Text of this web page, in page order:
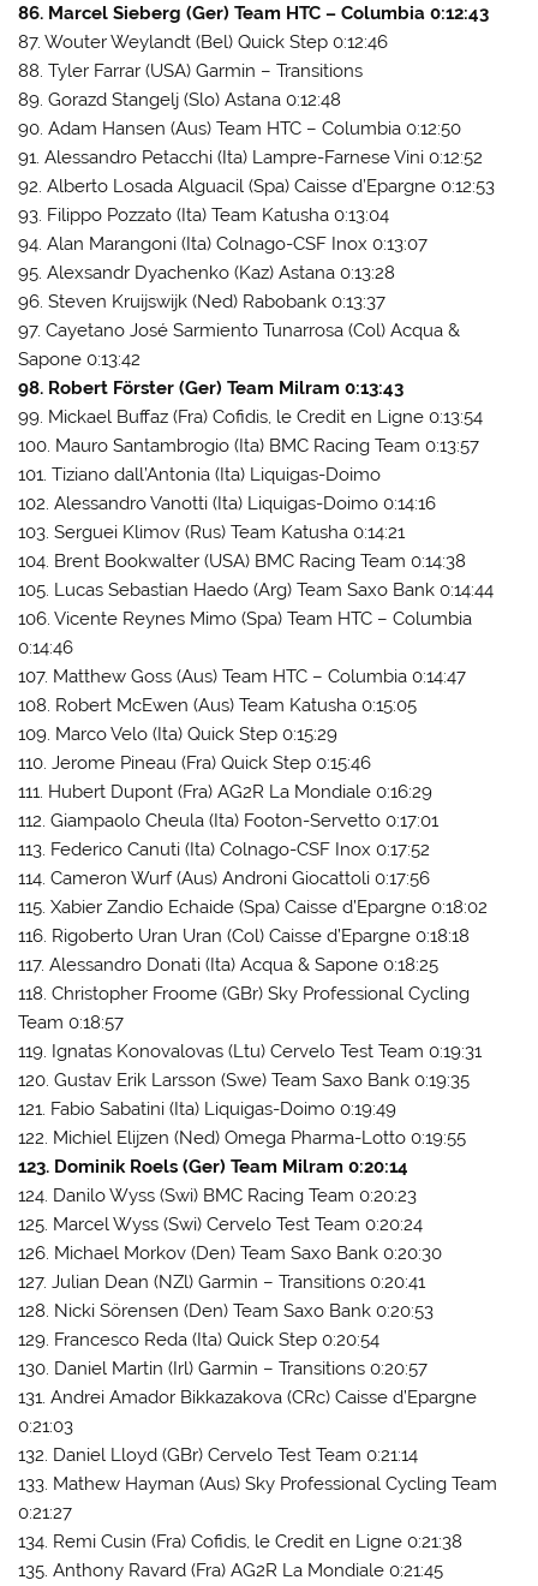
86. Marcel Sieberg (Ger) Team HTC – Columbia 0:12:43
87. Wouter Weylandt (Bel) Quick Step 0:12:46
88. Tyler Farrar (USA) Garmin – Transitions
89. Gorazd Stangelj (Slo) Astana 0:12:48
90. Adam Hansen (Aus) Team HTC – Columbia 0:12:50
91. Alessandro Petacchi (Ita) Lampre-Farnese Vini 0:12:52
92. Alberto Losada Alguacil (Spa) Caisse d’Epargne 0:12:53
93. Filippo Pozzato (Ita) Team Katusha 0:13:04
94. Alan Marangoni (Ita) Colnago-CSF Inox 0:13:07
95. Alexsandr Dyachenko (Kaz) Astana 0:13:28
96. Steven Kruijswijk (Ned) Rabobank 0:13:37
97. Cayetano José Sarmiento Tunarrosa (Col) Acqua &
Sapone 0:13:42
98. Robert Förster (Ger) Team Milram 0:13:43
99. Mickael Buffaz (Fra) Cofidis, le Credit en Ligne 0:13:54
100. Mauro Santambrogio (Ita) BMC Racing Team 0:13:57
101. Tiziano dall’Antonia (Ita) Liquigas-Doimo
102. Alessandro Vanotti (Ita) Liquigas-Doimo 0:14:16
103. Serguei Klimov (Rus) Team Katusha 0:14:21
104. Brent Bookwalter (USA) BMC Racing Team 0:14:38
105. Lucas Sebastian Haedo (Arg) Team Saxo Bank 0:14:44
106. Vicente Reynes Mimo (Spa) Team HTC – Columbia
0:14:46
107. Matthew Goss (Aus) Team HTC – Columbia 0:14:47
108. Robert McEwen (Aus) Team Katusha 0:15:05
109. Marco Velo (Ita) Quick Step 0:15:29
110. Jerome Pineau (Fra) Quick Step 0:15:46
111. Hubert Dupont (Fra) AG2R La Mondiale 0:16:29
112. Giampaolo Cheula (Ita) Footon-Servetto 0:17:01
113. Federico Canuti (Ita) Colnago-CSF Inox 0:17:52
114. Cameron Wurf (Aus) Androni Giocattoli 0:17:56
115. Xabier Zandio Echaide (Spa) Caisse d’Epargne 0:18:02
116. Rigoberto Uran Uran (Col) Caisse d’Epargne 0:18:18
117. Alessandro Donati (Ita) Acqua & Sapone 0:18:25
118. Christopher Froome (GBr) Sky Professional Cycling
Team 0:18:57
119. Ignatas Konovalovas (Ltu) Cervelo Test Team 0:19:31
120. Gustav Erik Larsson (Swe) Team Saxo Bank 0:19:35
121. Fabio Sabatini (Ita) Liquigas-Doimo 0:19:49
122. Michiel Elijzen (Ned) Omega Pharma-Lotto 0:19:55
123. Dominik Roels (Ger) Team Milram 0:20:14
124. Danilo Wyss (Swi) BMC Racing Team 0:20:23
125. Marcel Wyss (Swi) Cervelo Test Team 0:20:24
126. Michael Morkov (Den) Team Saxo Bank 0:20:30
127. Julian Dean (NZl) Garmin – Transitions 0:20:41
128. Nicki Sörensen (Den) Team Saxo Bank 0:20:53
129. Francesco Reda (Ita) Quick Step 0:20:54
130. Daniel Martin (Irl) Garmin – Transitions 0:20:57
131. Andrei Amador Bikkazakova (CRc) Caisse d’Epargne
0:21:03
132. Daniel Lloyd (GBr) Cervelo Test Team 0:21:14
133. Mathew Hayman (Aus) Sky Professional Cycling Team
0:21:27
134. Remi Cusin (Fra) Cofidis, le Credit en Ligne 0:21:38
135. Anthony Ravard (Fra) AG2R La Mondiale 0:21:45